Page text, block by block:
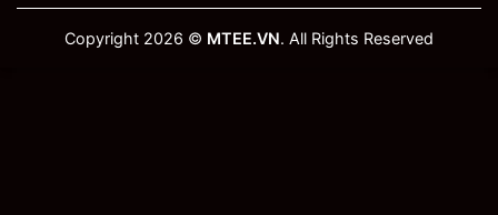
Copyright 2026 © MTEE.VN. All Rights Reserved